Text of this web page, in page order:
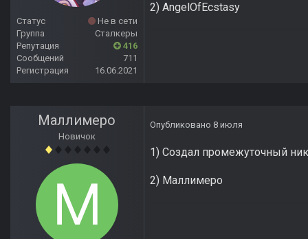
Статус
Не в сети
Группа
Сталкеры
Репутация
416
Сообщений
711
Регистрация
16.06.2021
2) AngelOfEcstasy
Маллимеро
Новичок
Опубликовано 8 июля
1) Создал промежуточный
2) Маллимеро